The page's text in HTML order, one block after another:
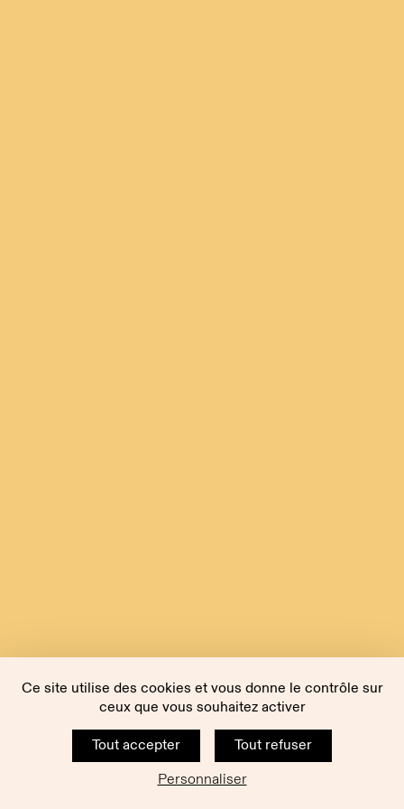
Ce site utilise des cookies et vous donne le contrôle sur
ceux que vous souhaitez activer
Tout accepter
Tout refuser
Personnaliser